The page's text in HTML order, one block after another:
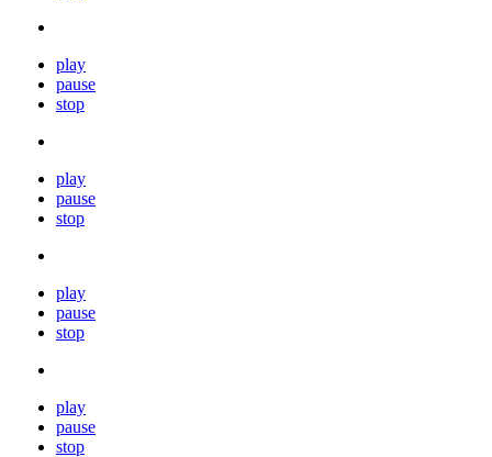
play
pause
stop
play
pause
stop
play
pause
stop
play
pause
stop